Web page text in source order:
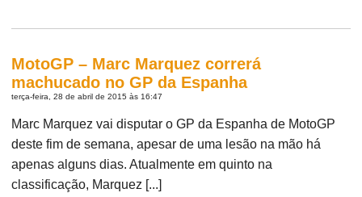
MotoGP – Marc Marquez correrá
machucado no GP da Espanha
terça-feira, 28 de abril de 2015 às 16:47
Marc Marquez vai disputar o GP da Espanha de MotoGP
deste fim de semana, apesar de uma lesão na mão há
apenas alguns dias. Atualmente em quinto na
classificação, Marquez [...]